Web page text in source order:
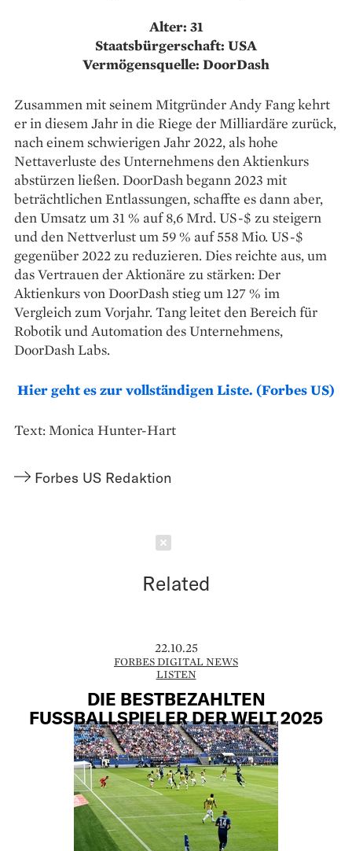
Alter: 31
Staatsbürgerschaft: USA
Vermögensquelle: DoorDash
Zusammen mit seinem Mitgründer Andy Fang kehrt
er in diesem Jahr in die Riege der Milliardäre zurück,
nach einem schwierigen Jahr 2022, als hohe
Nettaverluste des Unternehmens den Aktienkurs
abstürzen ließen. DoorDash begann 2023 mit
beträchtlichen Entlassungen, schaffte es dann aber,
den Umsatz um 31 % auf 8,6 Mrd. US-$ zu steigern
und den Nettverlust um 59 % auf 558 Mio. US-$
gegenüber 2022 zu reduzieren. Dies reichte aus, um
das Vertrauen der Aktionäre zu stärken: Der
Aktienkurs von DoorDash stieg um 127 % im
Vergleich zum Vorjahr. Tang leitet den Bereich für
Robotik und Automation des Unternehmens,
DoorDash Labs.
Hier geht es zur vollständigen Liste. (Forbes US)
Text: Monica Hunter-Hart
Forbes US Redaktion
Related
22.10.25
FORBES DIGITAL NEWS
LISTEN
DIE BESTBEZAHLTEN
FUSSBALLSPIELER DER WELT 2025